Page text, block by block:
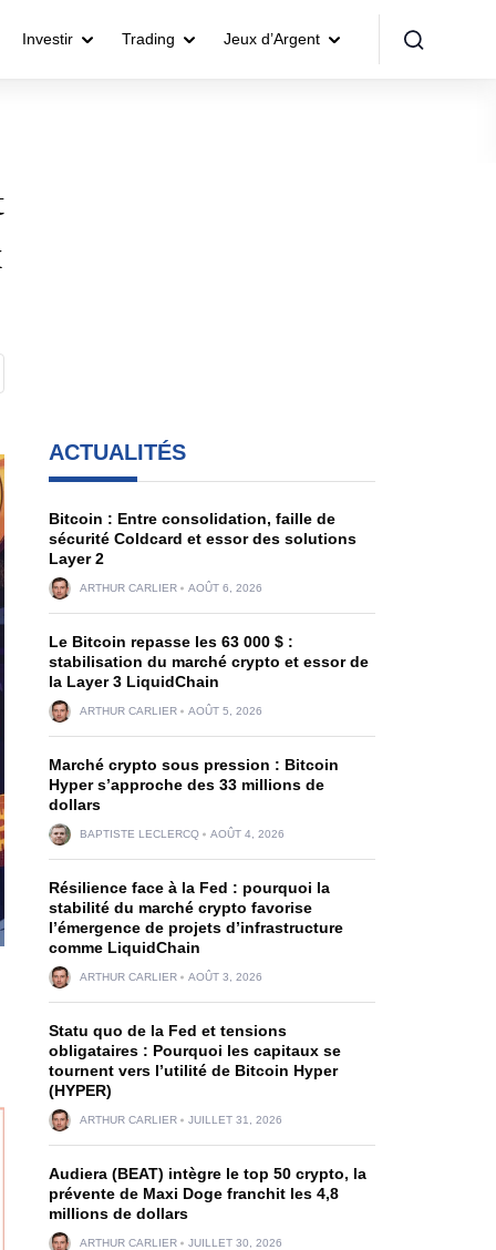
Investir Trading Jeux d’Argent
ACTUALITÉS
Bitcoin : Entre consolidation, faille de
sécurité Coldcard et essor des solutions
Layer 2
ARTHUR CARLIER AOÛT 6, 2026
Le Bitcoin repasse les 63 000 $ :
stabilisation du marché crypto et essor de
la Layer 3 LiquidChain
ARTHUR CARLIER AOÛT 5, 2026
Marché crypto sous pression : Bitcoin
Hyper s’approche des 33 millions de
dollars
BAPTISTE LECLERCQ AOÛT 4, 2026
Résilience face à la Fed : pourquoi la
stabilité du marché crypto favorise
l’émergence de projets d’infrastructure
comme LiquidChain
ARTHUR CARLIER AOÛT 3, 2026
Statu quo de la Fed et tensions
obligataires : Pourquoi les capitaux se
tournent vers l’utilité de Bitcoin Hyper
(HYPER)
ARTHUR CARLIER JUILLET 31, 2026
Audiera (BEAT) intègre le top 50 crypto, la
prévente de Maxi Doge franchit les 4,8
millions de dollars
ARTHUR CARLIER JUILLET 30, 2026